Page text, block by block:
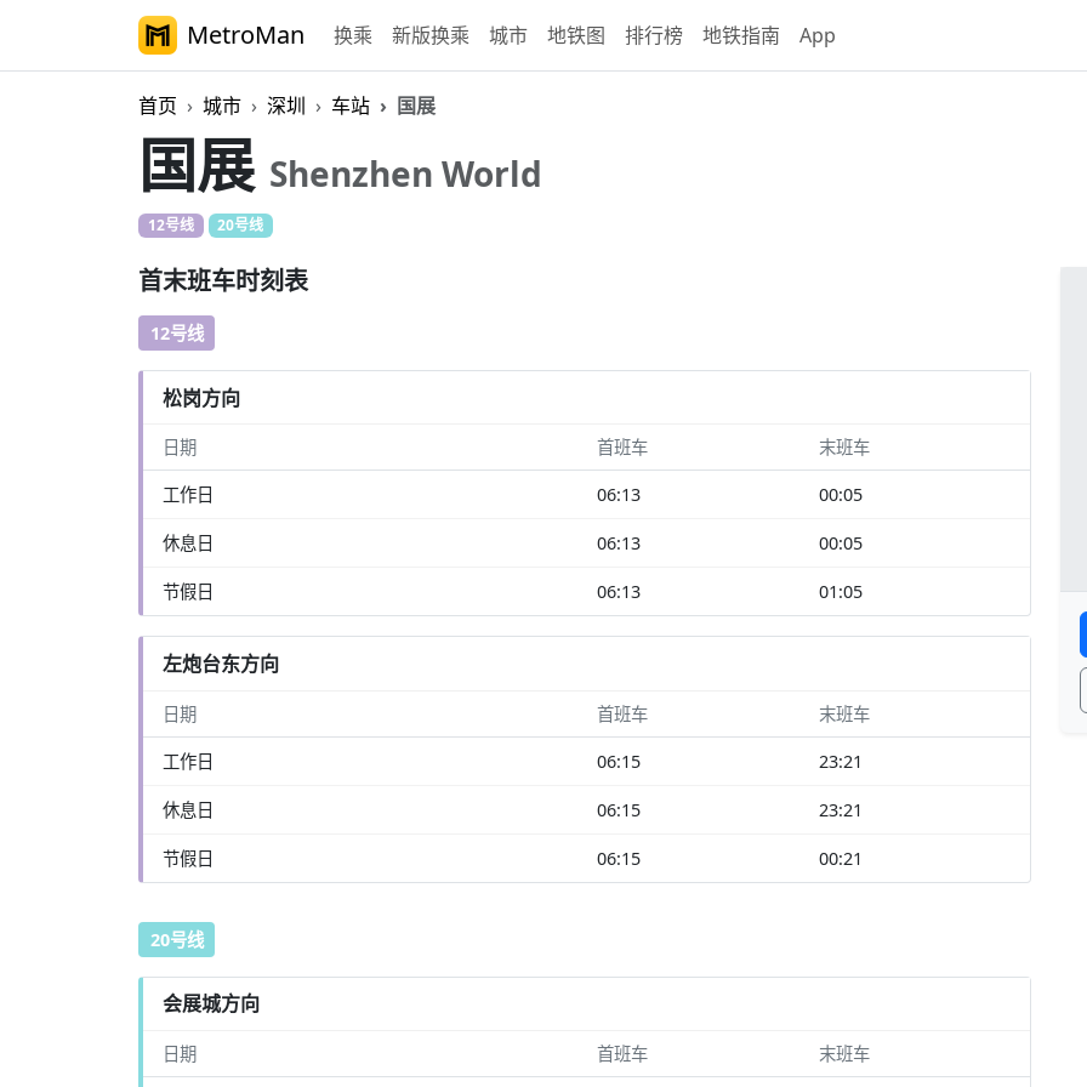
MetroMan 换乘 新版换乘 城市 地铁图 排行榜 地铁指南 App
首页 城市 深圳 车站 国展
国展 Shenzhen World
12号线 20号线
首末班车时刻表
12号线
松岗方向
日期 首班车 末班车
工作日 06:13 00:05
休息日 06:13 00:05
节假日 06:13 01:05
左炮台东方向
日期 首班车 末班车
工作日 06:15 23:21
休息日 06:15 23:21
节假日 06:15 00:21
20号线
会展城方向
日期 首班车 末班车